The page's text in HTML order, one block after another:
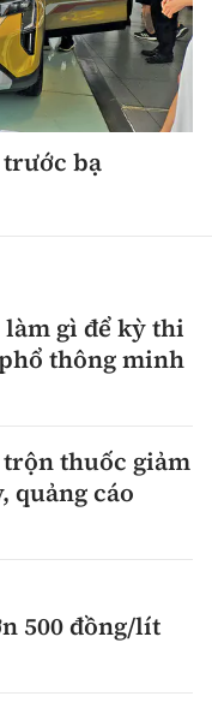
phường Giảng Võ,
bạ
làm gì để kỳ thi
thông minh
thuốc giảm
quảng cáo
500 đồng/lít